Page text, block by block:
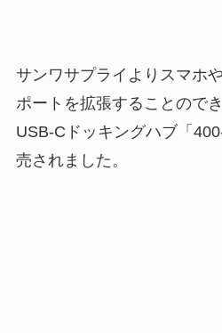
サンワサプライよりスマホ
ポートを拡張することので
USB-Cドッキングハブ「
売されました。